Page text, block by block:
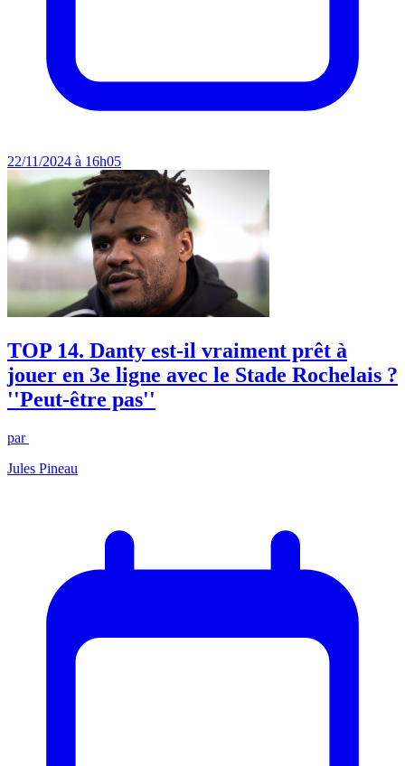
22/11/2024 à 16h05
TOP 14. Danty est-il vraiment prêt à
jouer en 3e ligne avec le Stade Rochelais ?
''Peut-être pas''
par
Jules Pineau